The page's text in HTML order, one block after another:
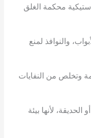
محكمة الغلق
والنوافذ لمنع
وتخلص من النفايات
لأنها بيئة